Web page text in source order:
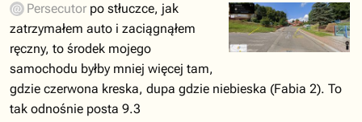
Persecutor po stłuczce, jak
zatrzymałem auto i zaciągnąłem
ręczny, to środek mojego
samochodu byłby mniej więcej tam,
gdzie czerwona kreska, dupa gdzie niebieska (Fabia 2). To
tak odnośnie posta 9.3